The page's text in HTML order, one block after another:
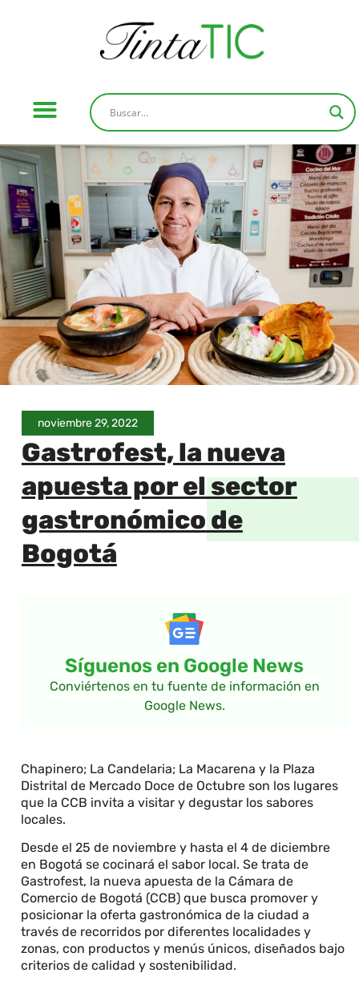
noviembre 29, 2022
Gastrofest, la nueva
apuesta por el sector
gastronómico de
Bogotá
Síguenos en Google News
Conviértenos en tu fuente de información en
Google News.
Chapinero; La Candelaria; La Macarena y la Plaza
Distrital de Mercado Doce de Octubre son los lugares
que la CCB invita a visitar y degustar los sabores
locales.
Desde el 25 de noviembre y hasta el 4 de diciembre
en Bogotá se cocinará el sabor local. Se trata de
Gastrofest, la nueva apuesta de la Cámara de
Comercio de Bogotá (CCB) que busca promover y
posicionar la oferta gastronómica de la ciudad a
través de recorridos por diferentes localidades y
zonas, con productos y menús únicos, diseñados bajo
criterios de calidad y sostenibilidad.